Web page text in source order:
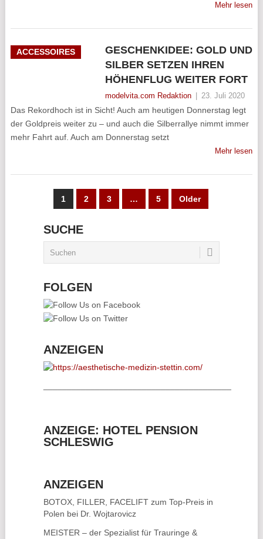
Mehr lesen
ACCESSOIRES
GESCHENKIDEE: GOLD UND
SILBER SETZEN IHREN
HÖHENFLUG WEITER FORT
modelvita.com Redaktion 23. Juli 2020
Das Rekordhoch ist in Sicht! Auch am heutigen Donnerstag legt
der Goldpreis weiter zu – und auch die Silberrallye nimmt immer
mehr Fahrt auf. Auch am Donnerstag setzt
Mehr lesen
SEITENNUMMERIERUNG
BEITRÄGE
1 2 3 … 5 Older
SUCHE
FOLGEN
ANZEIGEN
ANZEIGE: HOTEL PENSION
SCHLESWIG
ANZEIGEN
BOTOX, FILLER, FACELIFTzum Top-Preis in
Polen bei Dr. Wojtarovicz
MEISTER – der Spezialist für Trauringe &